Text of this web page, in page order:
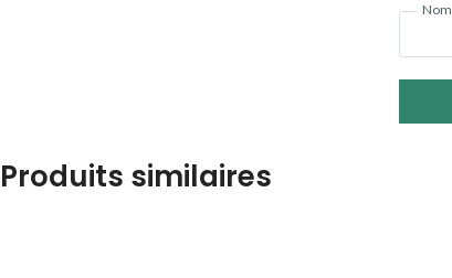
Nom
Produits similaires